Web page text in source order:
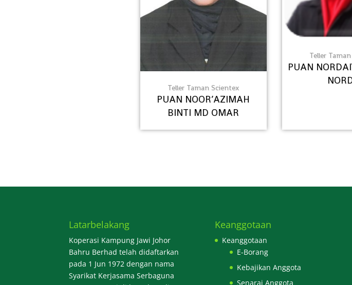
Teller Taman Scientex
PUAN NOOR’AZIMAH
BINTI MD OMAR
Teller
PUAN
Latarbelakang
Koperasi Kampung Jawi Johor
Bahru Berhad telah didaftarkan
pada 1 Jun 1972 dengan nama
Syarikat Kerjasama Serbaguna
Keanggotaan
Keanggotaan
E-Borang
Kebajikan Anggota
Senarai Anggota